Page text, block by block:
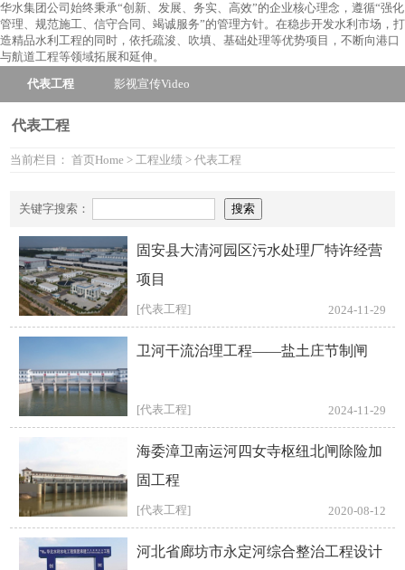
华水集团公司始终秉承“创新、发展、务实、高效”的企业核心理念，遵循“强化
管理、规范施工、信守合同、竭诚服务”的管理方针。在稳步开发水利市场，打
造精品水利工程的同时，依托疏浚、吹填、基础处理等优势项目，不断向港口
与航道工程等领域拓展和延伸。
代表工程
影视宣传Video
代表工程
当前栏目： 首页Home > 工程业绩> 代表工程
关键字搜索：
[代表工程]
固安县大清河园区污水处理厂特许经营
项目
2024-11-29
[代表工程]
卫河干流治理工程——盐土庄节制闸
2024-11-29
[代表工程]
海委漳卫南运河四女寺枢纽北闸除险加
固工程
2020-08-12
河北省廊坊市永定河综合整治工程设计